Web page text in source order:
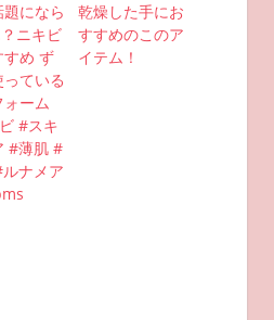
になら
ニキビ
すめ ず
っている
ォーム
#スキ
#薄肌 #
ナメア
乾燥した手にお
すすめのこのア
イテム！